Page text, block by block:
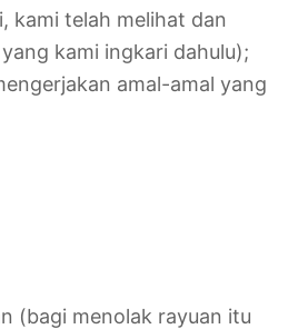
kami telah melihat dan
kami ingkari dahulu);
amal-amal yang
(bagi menolak rayuan itu